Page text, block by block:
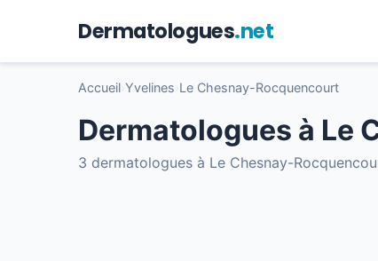
Dermatologues.net
Accueil Yvelines Le Chesnay-Rocquencourt
Dermatologues à Le
3 dermatologues à Le Chesnay-